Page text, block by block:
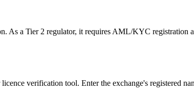
As a Tier 2 regulator, it requires AML/KYC registration
verification tool. Enter the exchange's registered